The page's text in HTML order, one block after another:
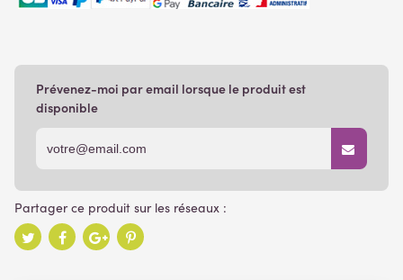
Prévenez-moi par email lorsque le produit est
disponible